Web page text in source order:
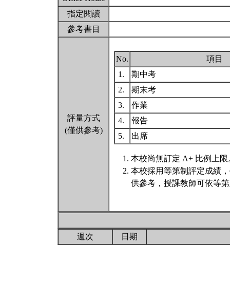
指定閱讀
參考書目
評量方式
(僅供參考)
No.
項目
1.
期中考
2.
期末考
3.
作業
4.
報告
5.
出席
本校尚無訂定 A+ 比例上限
本校採用等第制評定成績
供參考，授課教師可依等
週次 日期